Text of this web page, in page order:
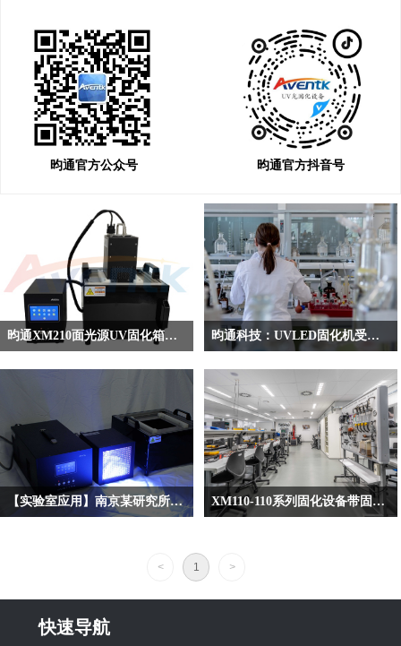
昀通XM210面光源UV固化箱赢得众多高校和科研所的青睐
展，UVLED固化技术因其独特的优势
逐渐取代了传统的UV汞灯，成为众多
科研领域的首选。在众多UVLED固化
设备中，昀通科技的XM210面光源
UVLED固化箱凭借其卓越的性能和人
昀通科技：UVLED固化机受到多家高校青睐
到昀通科技，咨询昀通科技的UVLED
固化机，用于固化光敏树脂。目前与
昀通科技合作过的高校包括北京大
学、香港大学、华中科技大学、上海
理工大学、西安交大、山东大学和深
圳大学等多所院校。
【实验室应用】南京某研究所又订购了UVLED固化设备
固化箱设备，这已经不是第一次大学
在了解看完昀通科技的产品并借用样
XM110-110系列固化设备带固化箱的实验室测试应用
电话联系上我们昀通科技的销售人员
< 1 >
昀通官方公众号 昀通官方抖音号
快速导航